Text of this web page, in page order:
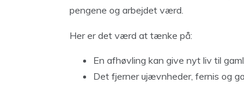
pengene og arbejdet værd.
Her er det værd at tænke på:
En afhøvling kan give nyt liv til
Det fjerner ujævnheder, fernis og